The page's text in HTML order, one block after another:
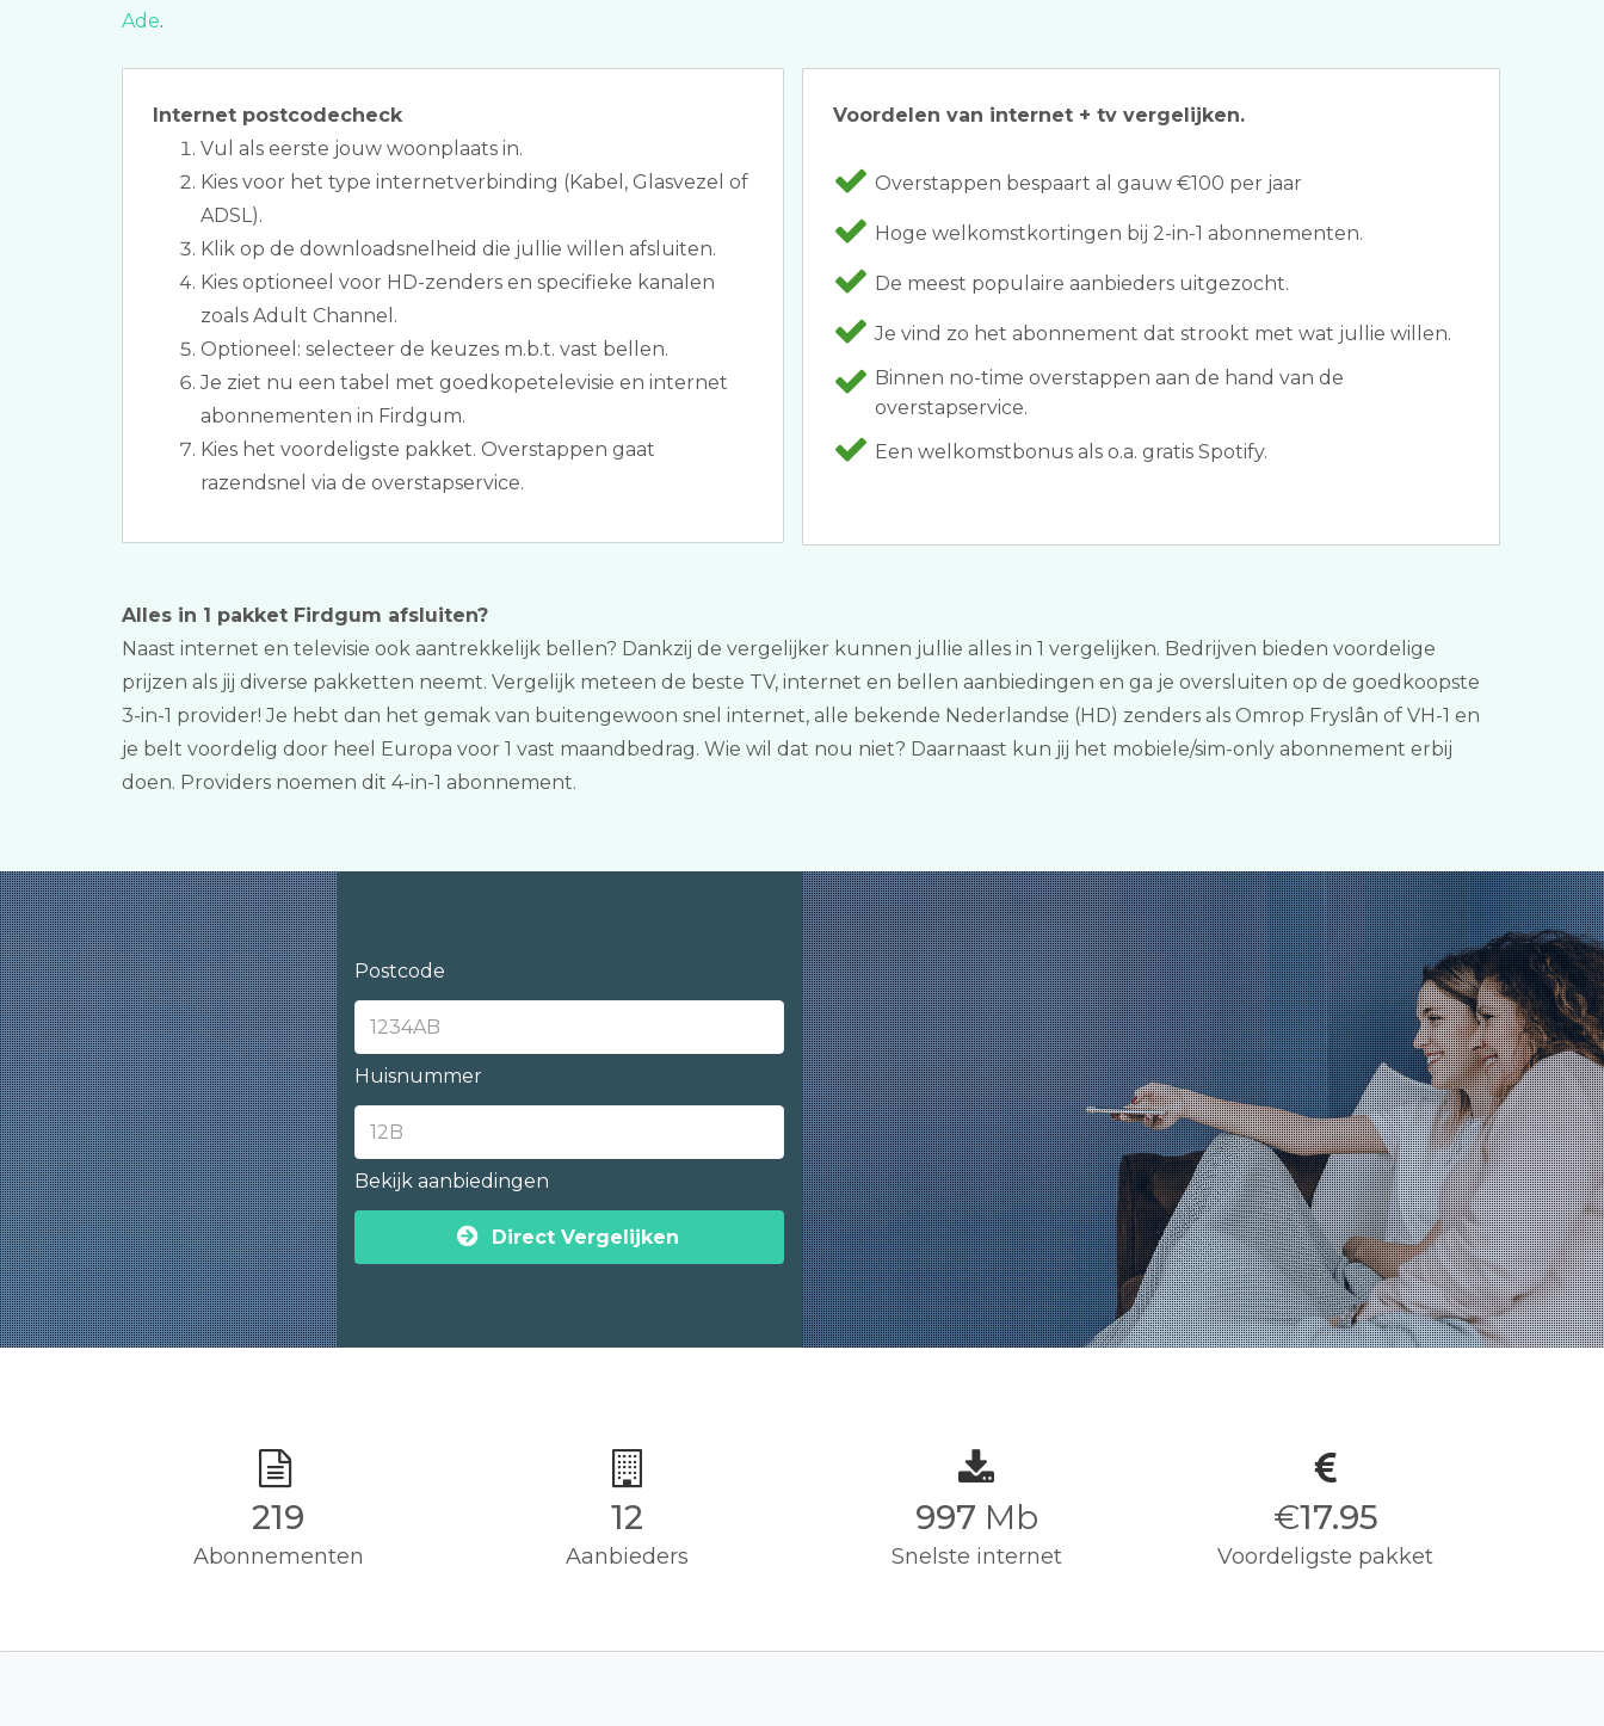
Ade.
Internet postcodecheck
Vul als eerste jouw woonplaats in.
Kies voor het type internetverbinding (Kabel, Glasvezel of
ADSL).
Klik op de downloadsnelheid die jullie willen afsluiten.
Kies optioneel voor HD-zenders en specifieke kanalen
zoals Adult Channel.
Optioneel: selecteer de keuzes m.b.t. vast bellen.
Je ziet nu een tabel met goedkopetelevisie en internet
abonnementen in Firdgum.
Kies het voordeligste pakket. Overstappen gaat
razendsnel via de overstapservice.
Voordelen van internet + tv vergelijken.
Overstappen bespaart al gauw €100 per jaar
Hoge welkomstkortingen bij 2-in-1 abonnementen.
De meest populaire aanbieders uitgezocht.
Je vind zo het abonnement dat strookt met wat jullie willen.
Binnen no-time overstappen aan de hand van de
overstapservice.
Een welkomstbonus als o.a. gratis Spotify.
Alles in 1 pakket Firdgum afsluiten?
Naast internet en televisie ook aantrekkelijk bellen? Dankzij de vergelijker kunnen jullie alles in 1 vergelijken. Bedrijven bieden voordelige
prijzen als jij diverse pakketten neemt. Vergelijk meteen de beste TV, internet en bellen aanbiedingen en ga je oversluiten op de goedkoopste
3-in-1 provider! Je hebt dan het gemak van buitengewoon snel internet, alle bekende Nederlandse (HD) zenders als Omrop Fryslân of VH-1 en
je belt voordelig door heel Europa voor 1 vast maandbedrag. Wie wil dat nou niet? Daarnaast kun jij het mobiele/sim-only abonnement erbij
doen. Providers noemen dit 4-in-1 abonnement.
Postcode
Huisnummer
Bekijk aanbiedingen
Direct Vergelijken
220
Abonnementen
12
Aanbieders
1,000 Mb
Snelste internet
€18.00
Voordeligste pakket